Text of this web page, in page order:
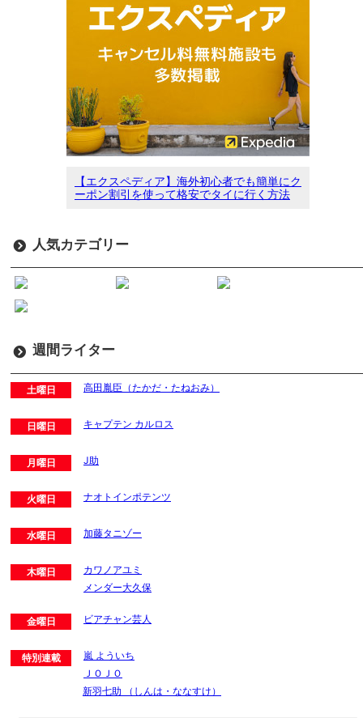
【エクスペディア】海外初心者でも簡単にク
ーポン割引を使って格安でタイに行く方法
人気カテゴリー
週間ライター
土曜日 高田胤臣（たかだ・たねおみ）
日曜日 キャプテン カルロス
月曜日 J助
火曜日 ナオトインポテンツ
水曜日 加藤タニゾー
木曜日
カワノアユミ
メンダー大久保
金曜日 ビアチャン芸人
特別連載
嵐 よういち
ＪＯＪＯ
新羽七助 （しんは・ななすけ）